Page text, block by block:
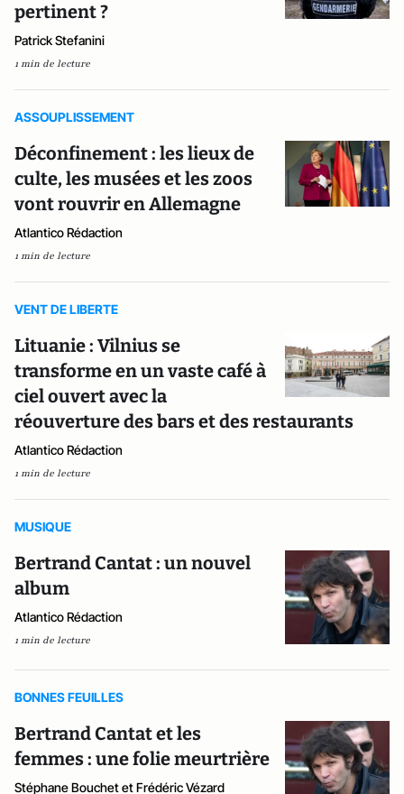
pertinent ?
Patrick Stefanini
1 min de lecture
ASSOUPLISSEMENT
Déconfinement : les lieux de
culte, les musées et les zoos
vont rouvrir en Allemagne
Atlantico Rédaction
1 min de lecture
VENT DE LIBERTE
Lituanie : Vilnius se
transforme en un vaste café à
ciel ouvert avec la
réouverture des bars et des restaurants
Atlantico Rédaction
1 min de lecture
MUSIQUE
Bertrand Cantat : un nouvel
album
Atlantico Rédaction
1 min de lecture
BONNES FEUILLES
Bertrand Cantat et les
femmes : une folie meurtrière
Stéphane Bouchet et Frédéric Vézard